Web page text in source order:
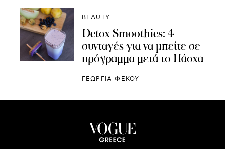
BEAUTY
Detox Smoothies: 4
συνταγές για να μπείτε σε
πρόγραμμα μετά το Πάσχα
ΓΕΩΡΓΙΑ ΦΕΚΟΥ